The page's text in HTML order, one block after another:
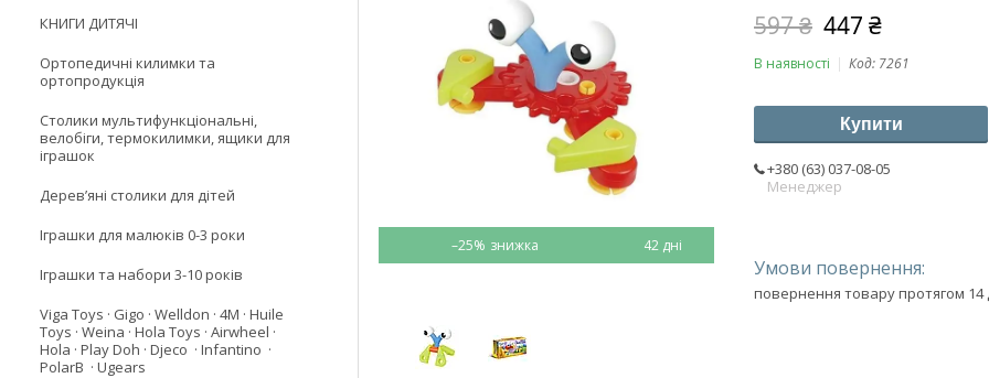
–25% 42 дні
597 ₴ 447 ₴
В наявності Код: 7261
Купити
+380 (63) 037-08-05
Менеджер
повернення товару протягом 14
КНИГИ ДИТЯЧІ
Ортопедичні килимки та
ортопродукція
Столики мультифункціональні,
велобіги, термокилимки, ящики для
іграшок
Деревʼяні столики для дітей
Іграшки для малюків 0-3 роки
Іграшки та набори 3-10 років
Viga Toys · Gigo · Welldon · 4M · Huile
Toys · Weina · Hola Toys · Airwheel ·
Hola · Play Doh · Djeco · Infantino ·
PolarB · Ugears